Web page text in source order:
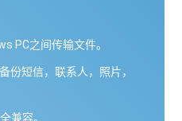
PC之间传输文件。
份短信，联系人，照片，
兼容。